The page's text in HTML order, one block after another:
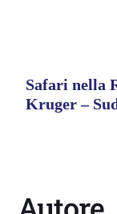
Safari nella
Kruger –